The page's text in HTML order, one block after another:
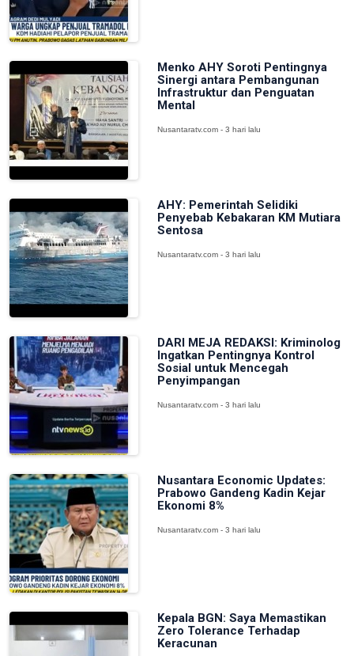
Menko AHY Soroti Pentingnya
Sinergi antara Pembangunan
Infrastruktur dan Penguatan
Mental
Nusantaratv.com - 3 hari lalu
AHY: Pemerintah Selidiki
Penyebab Kebakaran KM Mutiara
Sentosa
Nusantaratv.com - 3 hari lalu
DARI MEJA REDAKSI: Kriminolog
Ingatkan Pentingnya Kontrol
Sosial untuk Mencegah
Penyimpangan
Nusantaratv.com - 3 hari lalu
Nusantara Economic Updates:
Prabowo Gandeng Kadin Kejar
Ekonomi 8%
Nusantaratv.com - 3 hari lalu
Kepala BGN: Saya Memastikan
Zero Tolerance Terhadap
Keracunan